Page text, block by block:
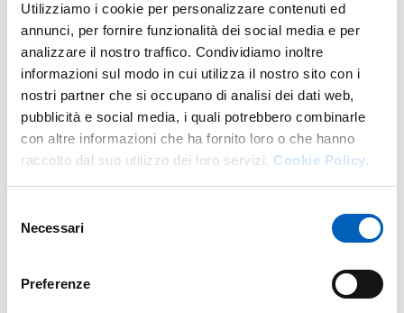
Utilizziamo i cookie per personalizzare contenuti ed
annunci, per fornire funzionalità dei social media e per
analizzare il nostro traffico. Condividiamo inoltre
informazioni sul modo in cui utilizza il nostro sito con i
nostri partner che si occupano di analisi dei dati web,
pubblicità e social media, i quali potrebbero combinarle
con altre informazioni che ha fornito loro o che hanno
raccolto dal suo utilizzo dei loro servizi. Cookie Policy.
delNecessari
Preferenze
Altro personale della struttura a questo
indirizzo
Professoresse e professori di I fascia
Professoresse e professori di II fascia
Ricercatrici e ricercatori a tempo
linguistici